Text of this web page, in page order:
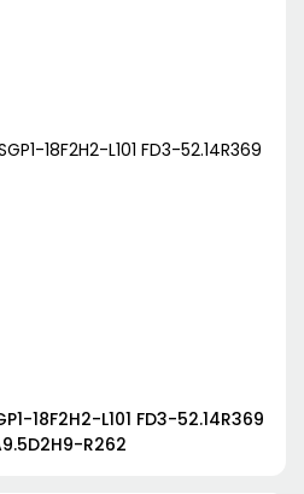
18F2H2-L101 FD3-52.14R369
R262